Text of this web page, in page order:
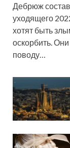
Дебрюж
уходящего
хотят быть
оскорбить.
поводу…